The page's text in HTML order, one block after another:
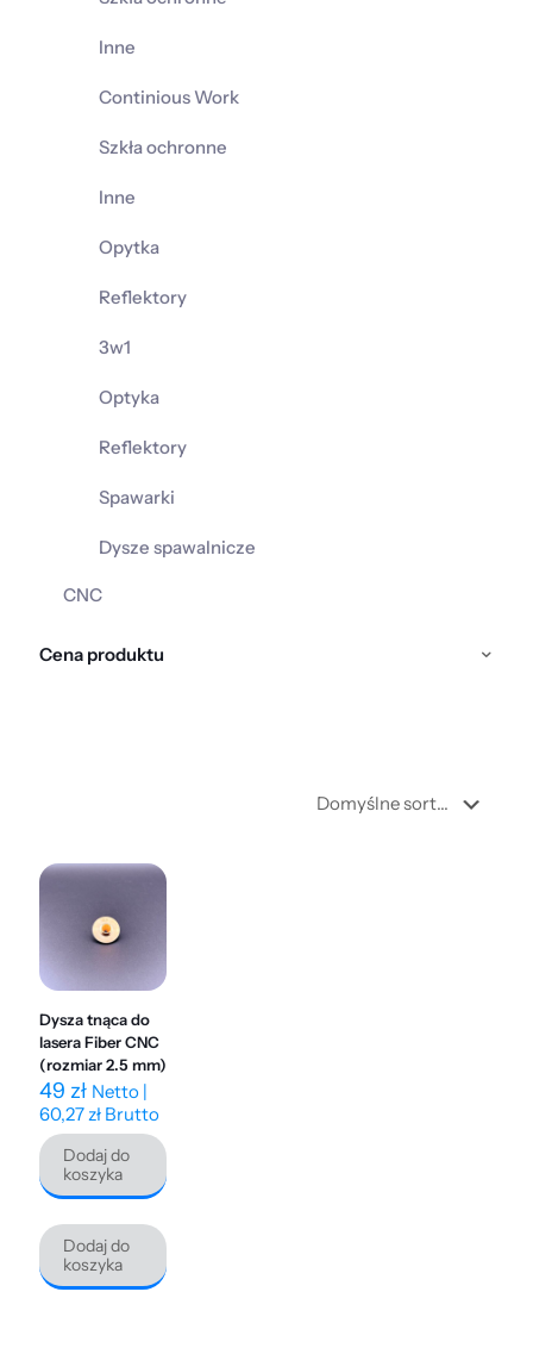
Inne
Continious Work
Szkła ochronne
Inne
Opytka
Reflektory
3w1
Optyka
Reflektory
Spawarki
Dysze spawalnicze
CNC
Cena produktu
Dysza tnąca do
lasera Fiber CNC
(rozmiar 2.5 mm)
49 zł Netto |
60,27zł Brutto
Dodaj do
koszyka
Dodaj do
koszyka